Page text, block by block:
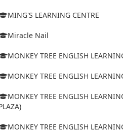
MING'S LEARNING CENTRE
Miracle Nail
MONKEY TREE ENGLISH
MONKEY TREE ENGLISH
MONKEY TREE ENGLISH
MONKEY TREE ENGLISH